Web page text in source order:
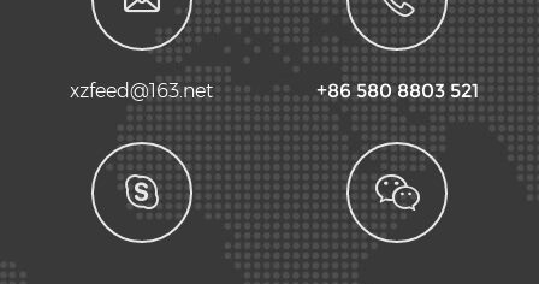
xzfeed@163.net +86 580 8803 521